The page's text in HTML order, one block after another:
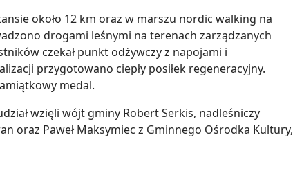
około 12 km oraz w marszu nordic walking na
drogami leśnymi na terenach zarządzanych
czekał punkt odżywczy z napojami i
przygotowano ciepły posiłek regeneracyjny.
medal.
wzięli wójt gminy Robert Serkis, nadleśniczy
oraz Paweł Maksymiec z Gminnego Ośrodka Kultury,